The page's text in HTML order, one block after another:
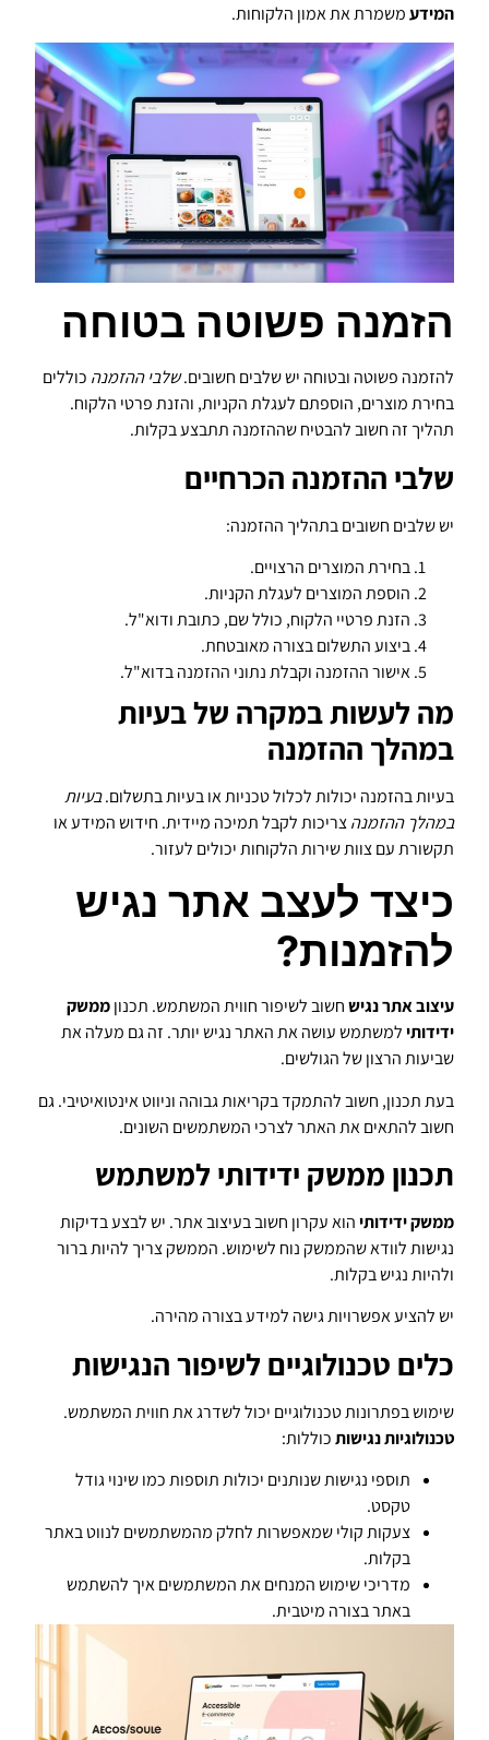
המידעמשמרת את אמון הלקוחות.
הזמנה פשוטה בטוחה
להזמנה פשוטה ובטוחה יש שלבים חשובים.שלבי ההזמנה כוללים
בחירת מוצרים, הוספתם לעגלת הקניות, והזנת פרטי הלקוח.
תהליך זה חשוב להבטיח שההזמנה תתבצע בקלות.
שלבי ההזמנה הכרחיים
יש שלבים חשובים בתהליך ההזמנה:
בחירת המוצרים הרצויים.
הוספת המוצרים לעגלת הקניות.
הזנת פרטיי הלקוח, כולל שם, כתובת ודוא"ל.
ביצוע התשלום בצורה מאובטחת.
אישור ההזמנה וקבלת נתוני ההזמנה בדוא"ל.
מה לעשות במקרה של בעיות
במהלך ההזמנה
בעיות בהזמנה יכולות לכלול טכניות או בעיות בתשלום.בעיות
במהלך ההזמנהצריכות לקבל תמיכה מיידית. חידוש המידע או
תקשורת עם צוות שירות הלקוחות יכולים לעזור.
כיצד לעצב אתר נגיש
להזמנות?
עיצוב אתר נגישחשוב לשיפור חווית המשתמש. תכנוןממשק
ידידותילמשתמש עושה את האתר נגיש יותר. זה גם מעלה את
שביעות הרצון של הגולשים.
בעת תכנון, חשוב להתמקד בקריאות גבוהה וניווט אינטואיטיבי. גם
חשוב להתאים את האתר לצרכי המשתמשים השונים.
תכנון ממשק ידידותי למשתמש
ממשק ידידותיהוא עקרון חשוב בעיצוב אתר. יש לבצע בדיקות
נגישות לוודא שהממשק נוח לשימוש. הממשק צריך להיות ברור
ולהיות נגיש בקלות.
יש להציע אפשרויות גישה למידע בצורה מהירה.
כלים טכנולוגיים לשיפור הנגישות
שימוש בפתרונות טכנולוגיים יכול לשדרג את חווית המשתמש.
טכנולוגיות נגישותכוללות:
תוספי נגישות שנותנים יכולות תוספות כמו שינוי גודל
טקסט.
צעקות קולי שמאפשרות לחלק מהמשתמשים לנווט באתר
בקלות.
מדריכי שימוש המנחים את המשתמשים איך להשתמש
באתר בצורה מיטבית.